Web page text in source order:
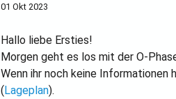
01 Okt 2023
Hallo liebe Ersties!
Morgen geht es los mit der O-
Wenn ihr noch keine Informationen
(Lageplan).